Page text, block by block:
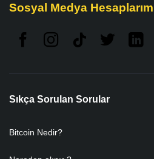
Sosyal Medya
Sıkça Sorulan Sorular
Bitcoin Nedir?